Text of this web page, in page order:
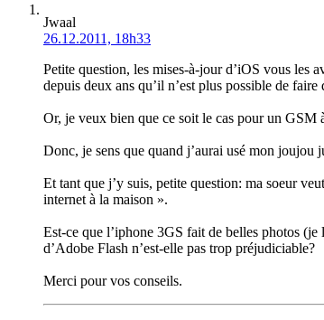
Jwaal
26.12.2011, 18h33
Petite question, les mises-à-jour d’iOS vous les
depuis deux ans qu’il n’est plus possible de
Or, je veux bien que ce soit le cas pour un GSM
Donc, je sens que quand j’aurai usé mon joujou
Et tant que j’y suis, petite question: ma soeur
internet à la maison ».
Est-ce que l’iphone 3GS fait de belles photos
d’Adobe Flash n’est-elle pas trop préjudiciable?
Merci pour vos conseils.